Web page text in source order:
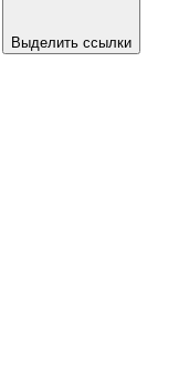
Выделить ссылки